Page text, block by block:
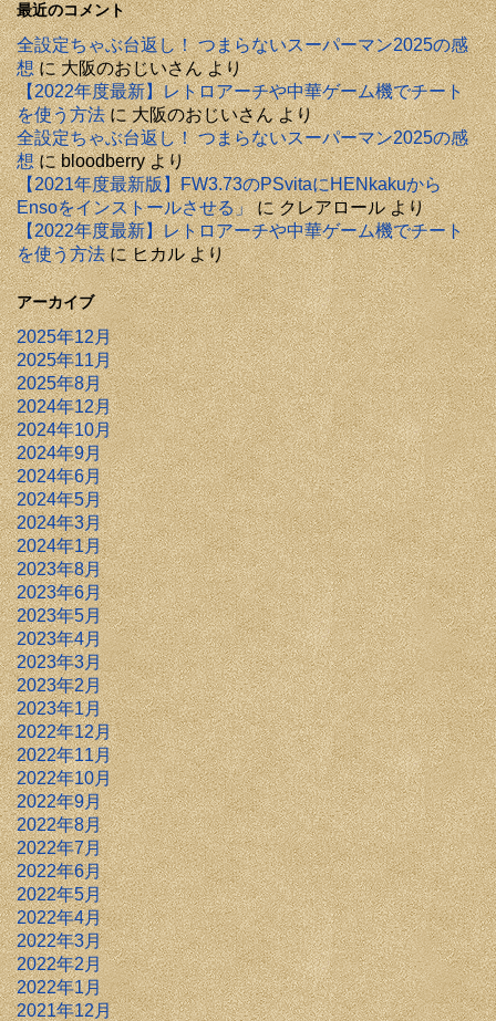
最近のコメント
全設定ちゃぶ台返し！ つまらないスーパーマン2025の感
想に大阪のおじいさんより
【2022年度最新】レトロアーチや中華ゲーム機でチート
を使う方法に大阪のおじいさんより
全設定ちゃぶ台返し！ つまらないスーパーマン2025の感
想にbloodberryより
【2021年度最新版】FW3.73のPSvitaにHENkakuから
Ensoをインストールさせる」にクレアロールより
【2022年度最新】レトロアーチや中華ゲーム機でチート
を使う方法にヒカルより
アーカイブ
2025年12月
2025年11月
2025年8月
2024年12月
2024年10月
2024年9月
2024年6月
2024年5月
2024年3月
2024年1月
2023年8月
2023年6月
2023年5月
2023年4月
2023年3月
2023年2月
2023年1月
2022年12月
2022年11月
2022年10月
2022年9月
2022年8月
2022年7月
2022年6月
2022年5月
2022年4月
2022年3月
2022年2月
2022年1月
2021年12月